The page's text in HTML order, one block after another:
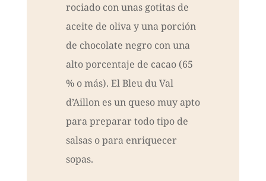
rociado con unas gotitas de
aceite de oliva y una porción
de chocolate negro con una
alto porcentaje de cacao (65
% o más). El Bleu du Val
d’Aillon es un queso muy apto
para preparar todo tipo de
salsas o para enriquecer
sopas.